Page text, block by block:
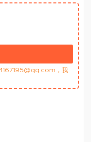
，我